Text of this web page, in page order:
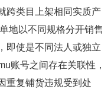
跨类目上架相同实质产
地以不同规格分开销售
即使是不同法人或独立
账号之间存在关联性，
重复铺货违规受到处